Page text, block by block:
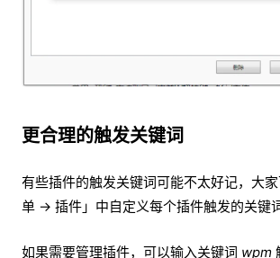
更合理的触发关键词
有些插件的触发关键词可能不太好记，大
单 → 插件」中自定义每个插件触发的关键词
如果需要管理插件，可以输入关键词 wpm